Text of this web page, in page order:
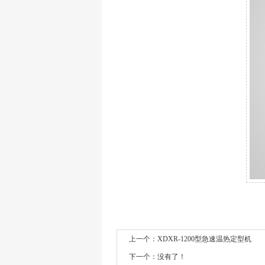
上一个： XDXR-1200型急速温热定型机
下一个：没有了！